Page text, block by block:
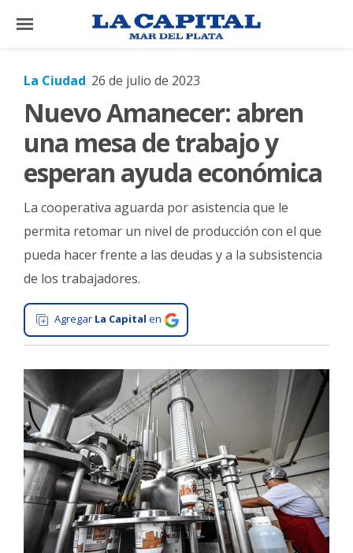
×
El
Mundo
La
Zona
Cultura
Tecnología
Gastronomía
Salud
Interés
General
La
Ciudad
Deportes
Arte
y
Espectáculos
La Ciudad 26 de julio de 2023
Nuevo Amanecer: abren
una mesa de trabajo y
esperan ayuda económica
La cooperativa aguarda por asistencia que le
permita retomar un nivel de producción con el que
pueda hacer frente a las deudas y a la subsistencia
de los trabajadores.
Agregar La Capital en